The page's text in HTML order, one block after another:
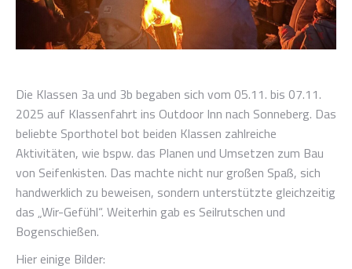
Die Klassen 3a und 3b begaben sich vom 05.11. bis 07.11.
2025 auf Klassenfahrt ins Outdoor Inn nach Sonneberg. Das
beliebte Sporthotel bot beiden Klassen zahlreiche
Aktivitäten, wie bspw. das Planen und Umsetzen zum Bau
von Seifenkisten. Das machte nicht nur großen Spaß, sich
handwerklich zu beweisen, sondern unterstützte gleichzeitig
das „Wir-Gefühl“. Weiterhin gab es Seilrutschen und
Bogenschießen.
Hier einige Bilder: